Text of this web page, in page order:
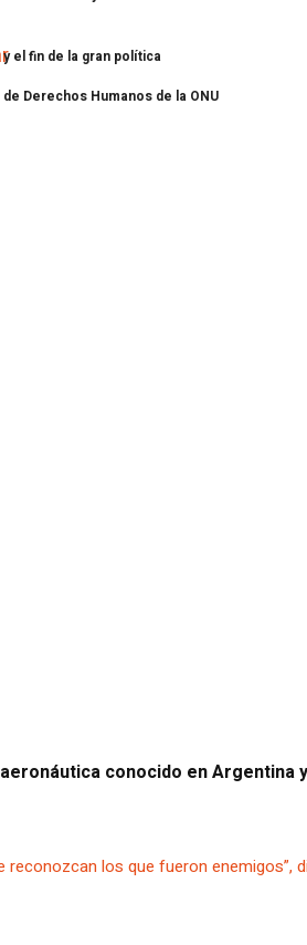
el fin de la gran política
Derechos Humanos de la ONU
conocido en Argentina